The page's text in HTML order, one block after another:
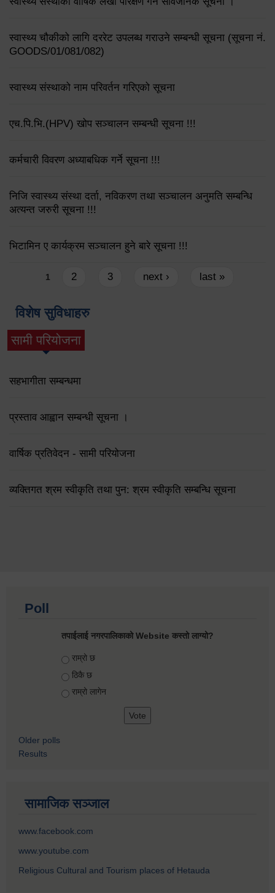
स्वास्थ्य चौकीको लागि दररेट उपलब्ध गराउने सम्बन्धी सूचना (सूचना नं.
GOODS/01/081/082)
स्वास्थ्य संस्थाको नाम परिवर्तन गरिएको सूचना
एच.पि.भि.(HPV) खोप सञ्चालन सम्बन्धी सूचना !!!
कर्मचारी विवरण अध्याबधिक गर्ने सूचना !!!
निजि स्वास्थ्य संस्था दर्ता, नविकरण तथा सञ्चालन अनुमति सम्बन्धि
अत्यन्त जरुरी सूचना !!!
भिटामिन ए कार्यक्रम सञ्चालन हुने बारे सूचना !!!
Pages
1 2 3 next › last »
विशेष सुविधाहरु
सामी परियोजना
(active tab)
सहभागीता सम्बन्धमा
प्रस्ताव आह्वान सम्बन्धी सूचना ।
वार्षिक प्रतिवेदन - सामी परियोजना
व्यक्तिगत श्रम स्वीकृति तथा पुन: श्रम स्वीकृति सम्बन्धि सूचना
Poll
तपाईलाई नगरपालिकाको Website कस्तो लाग्यो?
Choices
राम्रो छ
ठिकै छ
राम्रो लागेन
Older polls
Results
सामाजिक सञ्जाल
www.facebook.com
www.youtube.com
Religious Cultural and Tourism places of Hetauda